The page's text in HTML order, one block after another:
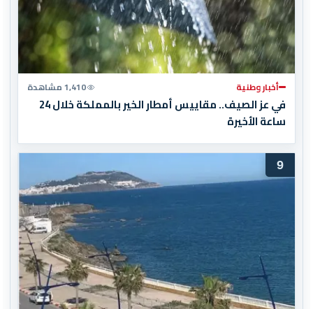
أخبار وطنية 1,410 مشاهدة
في عز الصيف.. مقاييس أمطار الخير بالمملكة خلال 24
ساعة الأخيرة
9